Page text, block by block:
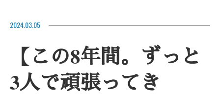
2024.03.05
【この8年間。ずっと
3人で頑張ってき